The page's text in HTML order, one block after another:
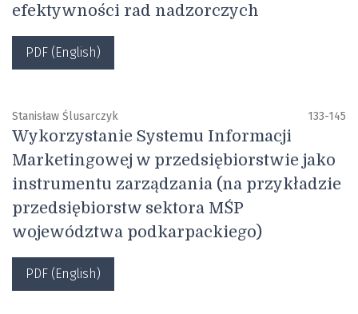
efektywności rad nadzorczych
PDF (English)
Stanisław Ślusarczyk 133-145
Wykorzystanie Systemu Informacji
Marketingowej w przedsiębiorstwie jako
instrumentu zarządzania (na przykładzie
przedsiębiorstw sektora MŚP
województwa podkarpackiego)
PDF (English)